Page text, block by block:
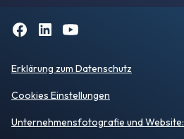
Erklärung zum Datenschutz
Cookies Einstellungen
Unternehmensfotografie und Website: